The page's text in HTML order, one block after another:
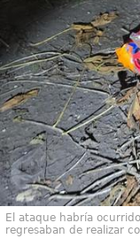
El ataque habría
regresaban de realizar